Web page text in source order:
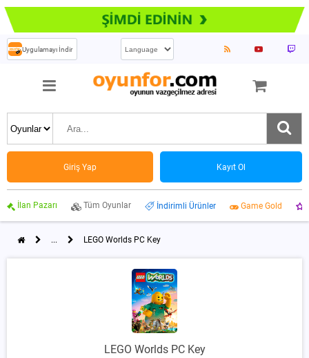
Uygulamayı İndir
Giriş Yap Kayıt Ol
İlan Pazarı Tüm Oyunlar İndirimli Ürünler Game Gold
... LEGO Worlds PC Key
LEGO Worlds PC Key